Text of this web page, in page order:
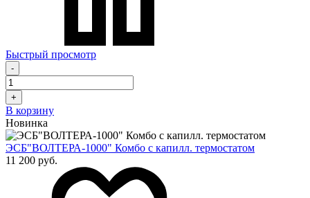
Быстрый просмотр
-
+
В корзину
Новинка
ЭСБ"ВОЛТЕРА-1000" Комбо с капилл. термостатом
11 200 руб.